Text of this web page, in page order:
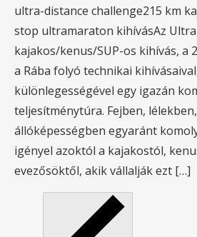
ultra-distance challenge215 km
stop ultramaraton kihívásAz
kajakos/kenus/SUP-os kihívás, a
a Rába folyó technikai
különlegességével egy igazán
teljesítménytúra. Fejben,
állóképességben egyaránt
igényel azoktól a kajakostól,
evezősöktől, akik vállalják ezt […]